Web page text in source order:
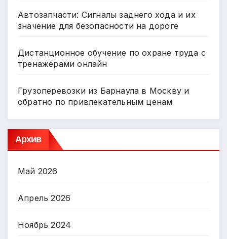
Автозапчасти: Сигналы заднего хода и их
значение для безопасности на дороге
Дистанционное обучение по охране труда с
тренажёрами онлайн
Грузоперевозки из Барнаула в Москву и
обратно по привлекательным ценам
Архив
Май 2026
Апрель 2026
Ноябрь 2024